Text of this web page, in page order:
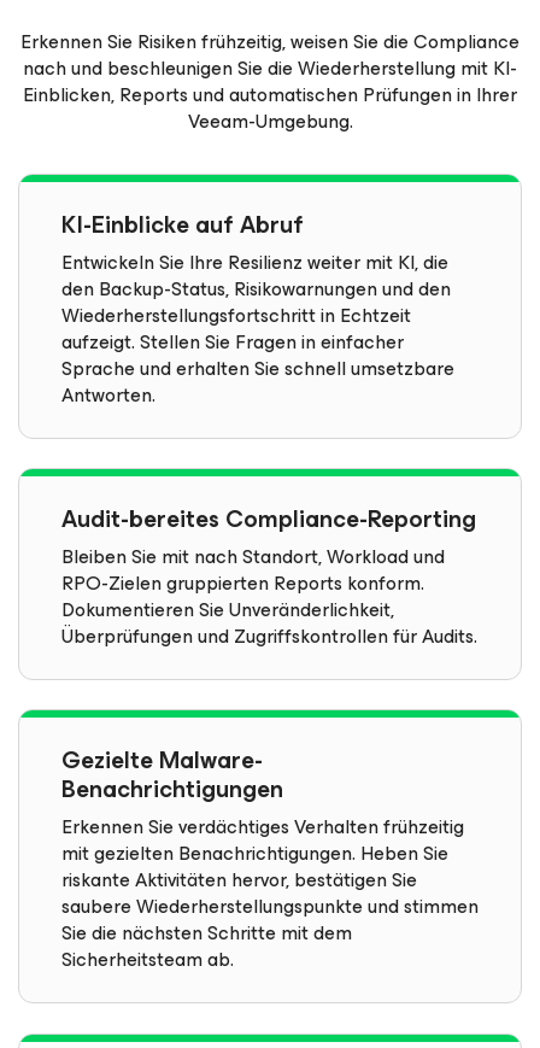
Erkennen Sie Risiken frühzeitig, weisen Sie die Compliance
nach und beschleunigen Sie die Wiederherstellung mit KI-
Einblicken, Reports und automatischen Prüfungen in Ihrer
Veeam-Umgebung.
KI-Einblicke auf Abruf
Entwickeln Sie Ihre Resilienz weiter mit KI, die
den Backup-Status, Risikowarnungen und den
Wiederherstellungsfortschritt in Echtzeit
aufzeigt. Stellen Sie Fragen in einfacher
Sprache und erhalten Sie schnell umsetzbare
Antworten.
Audit-bereites Compliance-Reporting
Bleiben Sie mit nach Standort, Workload und
RPO-Zielen gruppierten Reports konform.
Dokumentieren Sie Unveränderlichkeit,
Überprüfungen und Zugriffskontrollen für Audits.
Gezielte Malware-
Benachrichtigungen
Erkennen Sie verdächtiges Verhalten frühzeitig
mit gezielten Benachrichtigungen. Heben Sie
riskante Aktivitäten hervor, bestätigen Sie
saubere Wiederherstellungspunkte und stimmen
Sie die nächsten Schritte mit dem
Sicherheitsteam ab.